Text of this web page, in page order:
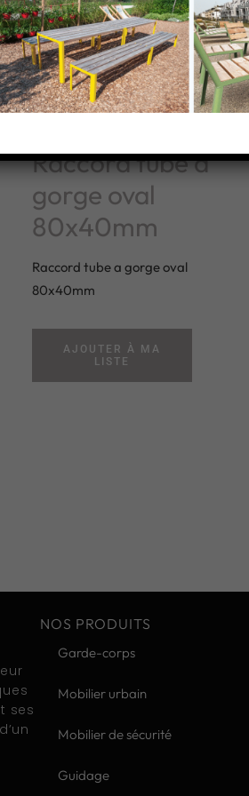
Raccord tube a
gorge oval
80x40mm
Raccord tube a gorge oval
80x40mm
AJOUTER À MA
LISTE
ses
NOS PRODUITS
Garde-corps
Mobilier urbain
Mobilier de sécurité
Guidage